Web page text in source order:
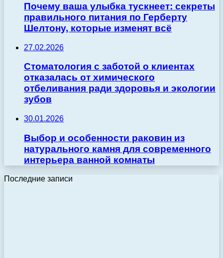
Почему ваша улыбка тускнеет: секреты
правильного питания по Герберту
Шелтону, которые изменят всё
27.02.2026
Стоматология с заботой о клиентах
отказалась от химического
отбеливания ради здоровья и экологии
зубов
30.01.2026
Выбор и особенности раковин из
натурального камня для современного
интерьера ванной комнаты
Последние записи